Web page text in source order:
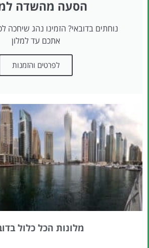
הסעה מהשדה
נוחתים בדובאי? הזמינו נהג שיחכה
אתכם עד למלון
לפרטים והזמנות
מלונות הכל כלול